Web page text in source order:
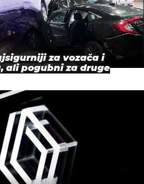
za vozača i
ali pogubni za druge